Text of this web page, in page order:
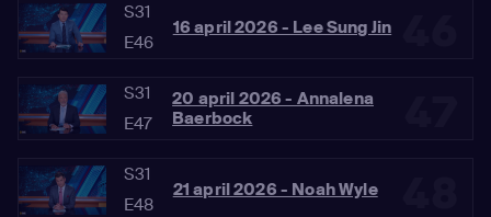
S31
E46
16 april 2026 - Lee Sung Jin
S31
E47
20 april 2026 - Annalena
Baerbock
S31
E48
21 april 2026 - Noah Wyle